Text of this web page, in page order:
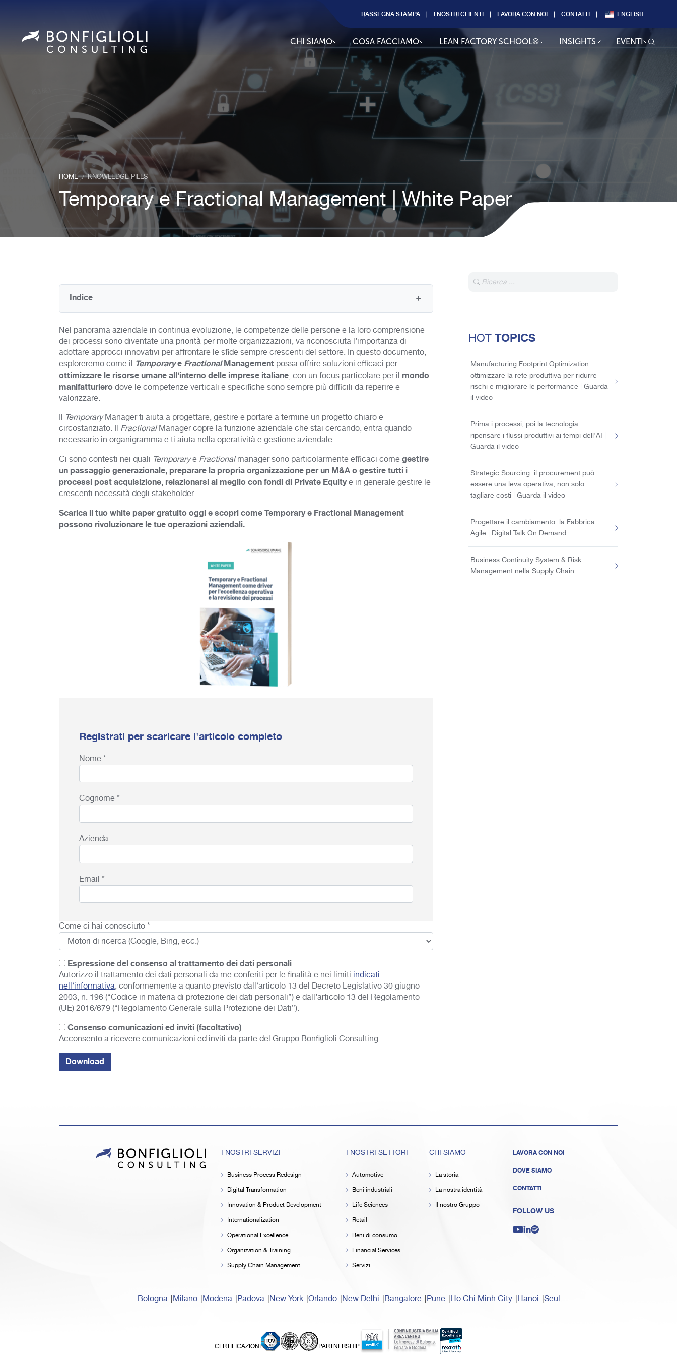
RASSEGNA STAMPA I NOSTRI CLIENTI LAVORA CON NOI CONTATTI ENGLISH
CHI SIAMO COSA FACCIAMO LEAN FACTORY SCHOOL® INSIGHTS EVENTI
HOME / KNOWLEDGE PILLS
Temporary e Fractional Management | White Paper
Indice
Nel panorama aziendale in continua evoluzione, le competenze delle persone e la loro comprensione
dei processi sono diventate una priorità per molte organizzazioni, va riconosciuta l’importanza di
adottare approcci innovativi per affrontare le sfide sempre crescenti del settore. In questo documento,
esploreremo come il TemporaryeFractionalManagement possa offrire soluzioni efficaci per
ottimizzare le risorse umane all’interno delle imprese italiane, con un focus particolare per il mondo
manifatturiero dove le competenze verticali e specifiche sono sempre più difficili da reperire e
valorizzare.
Il TemporaryManager ti aiuta a progettare, gestire e portare a termine un progetto chiaro e
circostanziato. Il FractionalManager copre la funzione aziendale che stai cercando, entra quando
necessario in organigramma e ti aiuta nella operatività e gestione aziendale.
Ci sono contesti nei quali Temporarye Fractionalmanager sono particolarmente efficaci come gestire
un passaggio generazionale, preparare la propria organizzazione per un M&A o gestire tutti i
processi post acquisizione, relazionarsi al meglio con fondi di Private Equitye in generale gestire le
crescenti necessità degli stakeholder.
Scarica il tuo white paper gratuito oggi e scopri come Temporary e Fractional Management
possono rivoluzionare le tue operazioni aziendali.
Registrati per scaricare l'articolo completo
Nome *
Cognome *
Azienda
Email *
Come ci hai conosciuto *
Espressione del consenso al trattamento dei dati personali
Autorizzo il trattamento dei dati personali da me conferiti per le finalità e nei limiti indicati
nell’informativa, conformemente a quanto previsto dall’articolo 13 del Decreto Legislativo 30 giugno
2003, n. 196 (“Codice in materia di protezione dei dati personali”) e dall’articolo 13 del Regolamento
(UE) 2016/679 (“Regolamento Generale sulla Protezione dei Dati”).
Consenso comunicazioni ed inviti (facoltativo)
Acconsento a ricevere comunicazioni ed inviti da parte del Gruppo Bonfiglioli Consulting.
HOTTOPICS
Manufacturing Footprint Optimization:
ottimizzare la rete produttiva per ridurre
rischi e migliorare le performance | Guarda
il video
Prima i processi, poi la tecnologia:
ripensare i flussi produttivi ai tempi dell’AI |
Guarda il video
Strategic Sourcing: il procurement può
essere una leva operativa, non solo
tagliare costi | Guarda il video
Progettare il cambiamento: la Fabbrica
Agile | Digital Talk On Demand
Business Continuity System & Risk
Management nella Supply Chain
I NOSTRI SERVIZI
Business Process Redesign
Digital Transformation
Innovation & Product Development
Internationalization
Operational Excellence
Organization & Training
Supply Chain Management
I NOSTRI SETTORI
Automotive
Beni industriali
Life Sciences
Retail
Beni di consumo
Financial Services
Servizi
CHI SIAMO
La storia
La nostra identità
Il nostro Gruppo
LAVORA CON NOI
DOVE SIAMO
CONTATTI
FOLLOW US
Bologna Milano Modena Padova New York Orlando New Delhi Bangalore Pune Ho Chi Minh City Hanoi Seul
CERTIFICAZIONI PARTNERSHIP